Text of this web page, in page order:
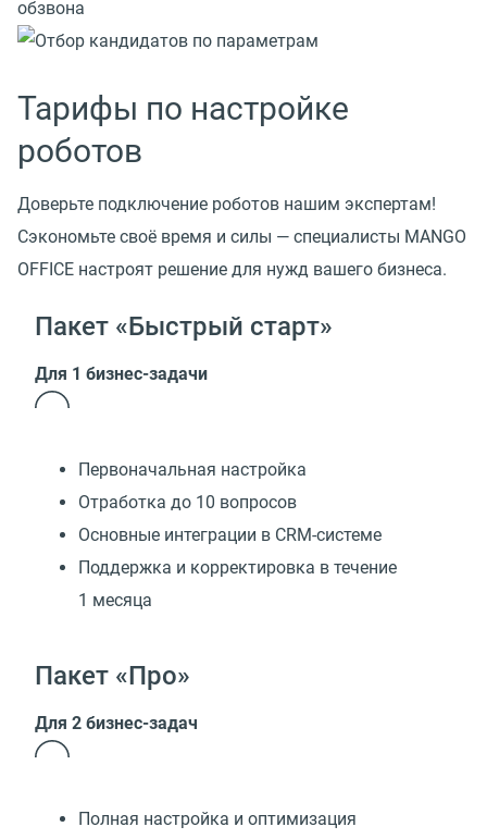
Тарифы по настройке
роботов
Доверьте подключение роботов нашим экспертам!
Сэкономьте своё время и силы — специалисты MANGO
OFFICE настроят решение для нужд вашего бизнеса.
Пакет «Быстрый старт»
Для 1 бизнес-задачи
Первоначальная настройка
Отработка до 10 вопросов
Основные интеграции в CRM-системе
Поддержка и корректировка в течение
1 месяца
Пакет «Про»
Для 2 бизнес-задач
Полная настройка и оптимизация